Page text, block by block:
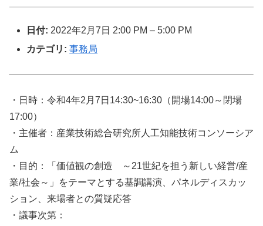
日付: 2022年2月7日 2:00 PM –5:00 PM
カテゴリ: 事務局
・日時：令和4年2月7日14:30~16:30（開場14:00～閉場
17:00）
・主催者：産業技術総合研究所人工知能技術コンソーシア
ム
・目的：「価値観の創造 ～21世紀を担う新しい経営/産
業/社会～」をテーマとする基調講演、パネルディスカッ
ション、来場者との質疑応答
・議事次第：